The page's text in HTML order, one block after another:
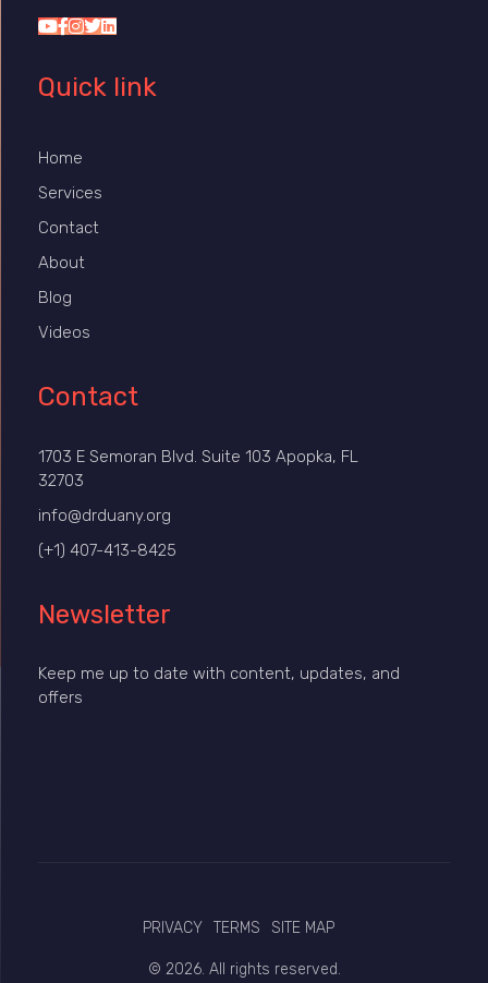
Quick link
Home
Services
Contact
About
Blog
Videos
Contact
1703 E Semoran Blvd. Suite 103 Apopka, FL
32703
info@drduany.org
(+1) 407-413-8425
Newsletter
Keep me up to date with content, updates, and
offers
PRIVACY TERMS SITE MAP
© 2026. All rights reserved.